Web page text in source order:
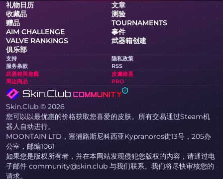
礼物日历
文章
收藏品
测验
赠品
TOURNAMENTS
AIM CHALLENGE
事件
VALVE RANKINGS
武器箱创建
俱乐部
支持
隐私政策
服务条款
RSS
武器箱與遊戲
皮膚維基
周边商品
PRO
Skin.Club © 2026
您可以以最优惠的价格获取您喜爱的皮肤。所有交易通过Steam机
器人自动进行。
MOONTAIN LTD，塞浦路斯尼科西亚Kypranoros街13号，205办
公室，邮编1061
如果您是版权所有者，并在本网站发现侵犯您版权的内容，请通过电
子邮件 community@skin.club 与我们联系。我们将尽快审核您的
请求。